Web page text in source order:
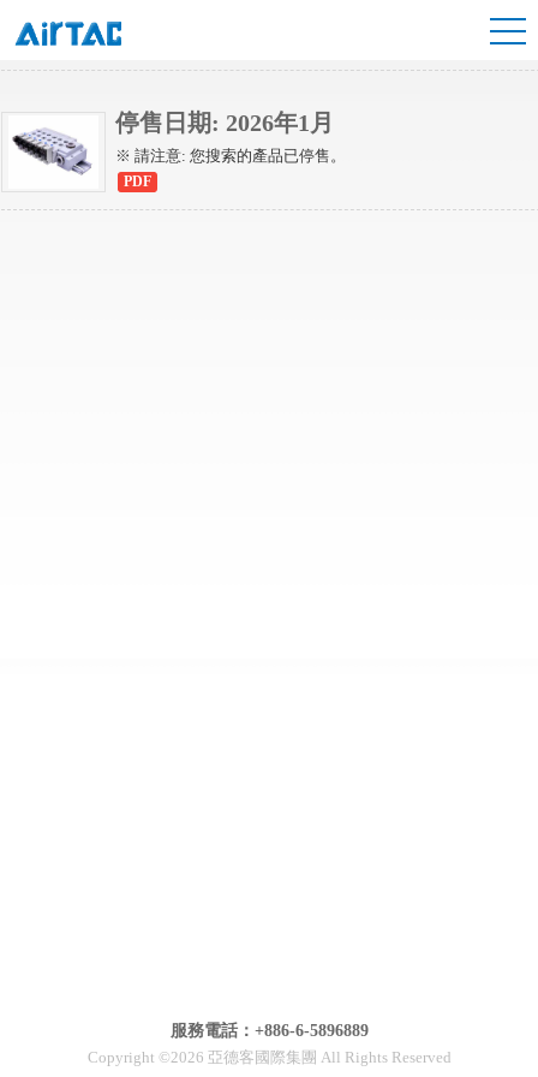
6HV系列電磁閥
停售日期: 2026年1月
※ 請注意: 您搜索的產品已停售。
PDF
服務電話：+886-6-5896889
Copyright ©2026 亞德客國際集團 All Rights Reserved